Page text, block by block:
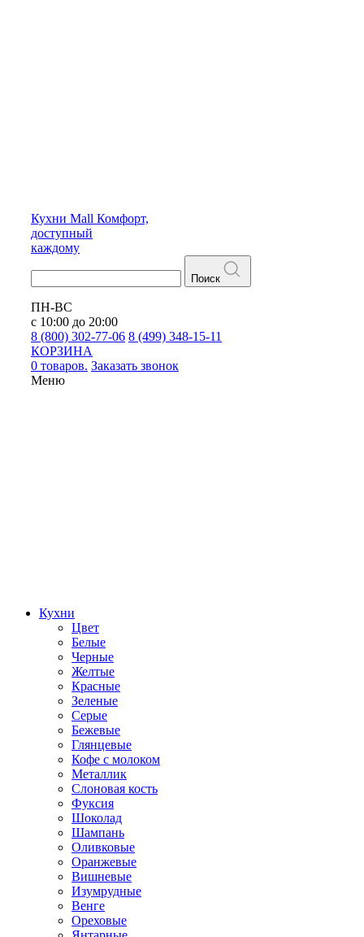
Кухни Mall Комфорт,
доступный
каждому
Поиск
ПН-ВС
с 10:00 до 20:00
8 (800) 302-77-06 8 (499) 348-15-11
КОРЗИНА
0 товаров. Заказать звонок
Меню
Кухни
Цвет
Белые
Черные
Желтые
Красные
Зеленые
Серые
Бежевые
Глянцевые
Кофе с молоком
Металлик
Слоновая кость
Фуксия
Шоколад
Шампань
Оливковые
Оранжевые
Вишневые
Изумрудные
Венге
Ореховые